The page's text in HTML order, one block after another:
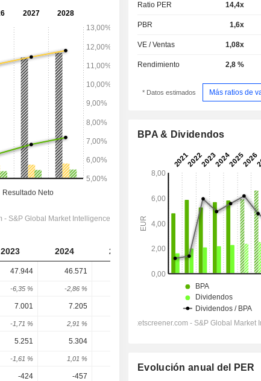
2023 2024 2025 2026 2027
47.944 46.571 46.952 47.948
-6,35 % -2,86 % 1,01 %
7.001 7.205 7.227 7.545
-1,71 % 2,91 % -0,03 % 0,34 % 4,39 %
5.251 5.304
-1,61 % 1,01 %
-424 -457
Ratio PER 14,4x
PBR 1,6x
VE / Ventas 1,08x
Rendimiento 2,8 %
* Datos estimados Más ratios de
BPA & Dividendos
Evolución anual del PER